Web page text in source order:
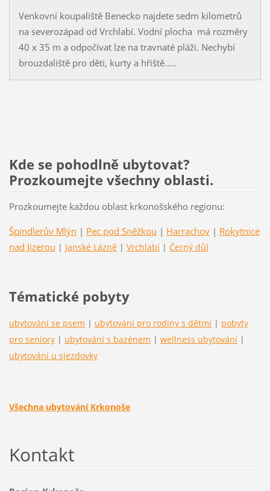
Venkovní koupaliště Benecko najdete sedm kilometrů
na severozápad od Vrchlabí. Vodní plocha má rozměry
40 x 35 m a odpočívat lze na travnaté pláži. Nechybí
brouzdaliště pro děti, kurty a hřiště.....
Kde se pohodlně ubytovat?
Prozkoumejte všechny oblasti.
Prozkoumejte každou oblast krkonošského regionu:
Špindlerův Mlýn | Pec pod Sněžkou | Harrachov| Rokytnice
nad Jizerou | Janské Lázně| Vrchlabí| Černý důl
Tématické pobyty
ubytování se psem | ubytování pro rodiny s dětmi | pobyty
pro seniory| ubytování s bazénem | wellness ubytování|
ubytování u sjezdovky
Všechna ubytování Krkonoše
Kontakt